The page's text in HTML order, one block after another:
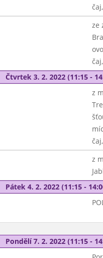
ze
Čtvrtek 3. 2. 2022 (11:15 -
z
z
Pátek 4. 2. 2022 (11:15 -
Pondělí 7. 2. 2022 (11:15 -